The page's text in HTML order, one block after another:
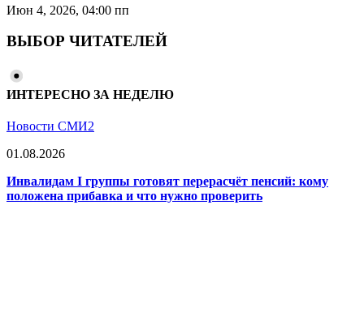
Июн 4, 2026, 04:00 пп
ВЫБОР ЧИТАТЕЛЕЙ
ИНТЕРЕСНО ЗА НЕДЕЛЮ
Новости СМИ2
01.08.2026
Инвалидам I группы готовят перерасчёт пенсий: кому
положена прибавка и что нужно проверить